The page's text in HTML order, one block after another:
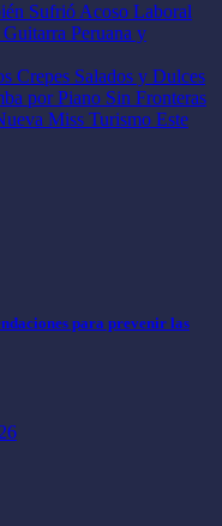
Sufrió Acoso Laboral
Peruana y
Crepes Salados y Dulces
por Piano Sin Fronteras
Miss Turismo Este
para prevenir las